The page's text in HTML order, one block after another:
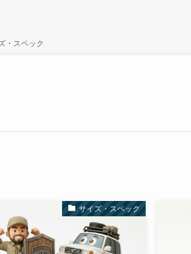
・スペック
サイズ・スペック